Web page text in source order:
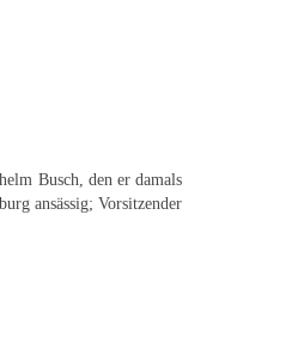
Busch, den er damals
ansässig; Vorsitzender